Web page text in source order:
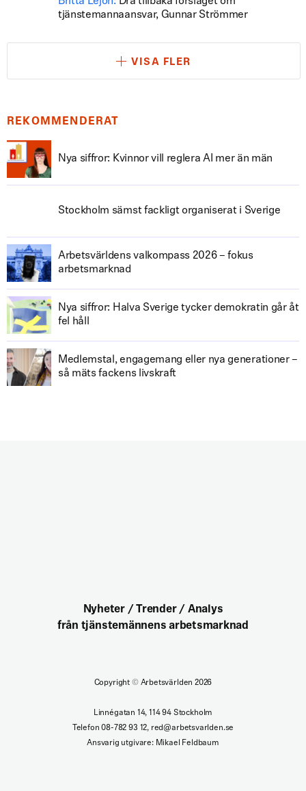
tjänstemannaansvar, Gunnar Strömmer
VISA FLER
REKOMMENDERAT
Nya siffror: Kvinnor vill reglera AI mer än män
Stockholm sämst fackligt organiserat i Sverige
Arbetsvärldens valkompass 2026 – fokus
arbetsmarknad
Nya siffror: Halva Sverige tycker demokratin går åt
fel håll
Medlemstal, engagemang eller nya generationer –
så mäts fackens livskraft
Nyheter / Trender / Analys
från tjänstemännens arbetsmarknad
Copyright ©Arbetsvärlden 2026
Linnégatan 14, 114 94 Stockholm
Telefon 08-782 93 12, red@arbetsvarlden.se
Ansvarig utgivare: Mikael Feldbaum